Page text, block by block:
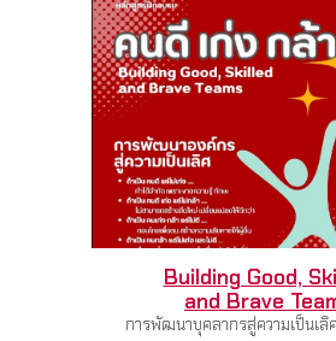
Building Good,
and Brave
การพัฒนาบุคลากรสู่ความเป็นเลิ